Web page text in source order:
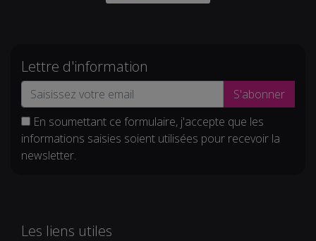
Lettre d'information
S'abonner
En soumettant ce formulaire, j'accepte que les
informations saisies soient utilisées pour recevoir la
newsletter.
Les liens utiles